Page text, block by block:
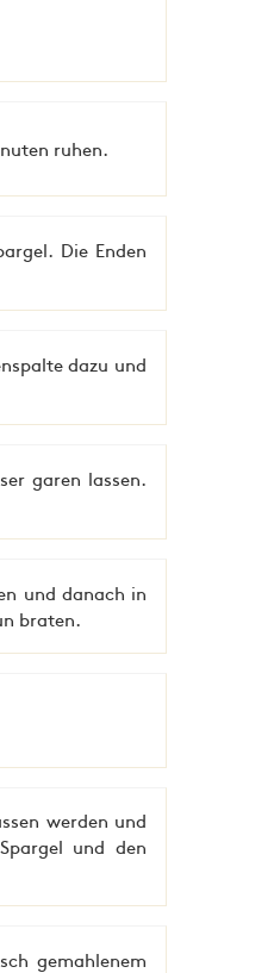
ruhen.
Die Enden
dazu und
garen lassen.
und danach in
braten.
werden und
und den
gemahlenem